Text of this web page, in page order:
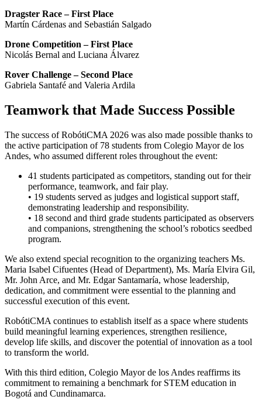
Dragster Race – First Place
Martín Cárdenas and Sebastián Salgado
Drone Competition – First Place
Nicolás Bernal and Luciana Álvarez
Rover Challenge – Second Place
Gabriela Santafé and Valeria Ardila
Teamwork that Made Success Possible
The success of RobótiCMA 2026 was also made possible thanks to
the active participation of 78 students from Colegio Mayor de los
Andes, who assumed different roles throughout the event:
41 students participated as competitors, standing out for their
performance, teamwork, and fair play.
• 19 students served as judges and logistical support staff,
demonstrating leadership and responsibility.
• 18 second and third grade students participated as observers
and companions, strengthening the school’s robotics seedbed
program.
We also extend special recognition to the organizing teachers Ms.
Maria Isabel Cifuentes (Head of Department), Ms. María Elvira Gil,
Mr. John Arce, and Mr. Edgar Santamaría, whose leadership,
dedication, and commitment were essential to the planning and
successful execution of this event.
RobótiCMA continues to establish itself as a space where students
build meaningful learning experiences, strengthen resilience,
develop life skills, and discover the potential of innovation as a tool
to transform the world.
With this third edition, Colegio Mayor de los Andes reaffirms its
commitment to remaining a benchmark for STEM education in
Bogotá and Cundinamarca.